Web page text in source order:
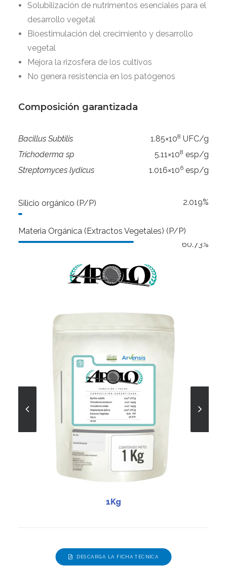
Solubilización de nutrimentos esenciales para el
desarrollo vegetal
Bioestimulación del crecimiento y desarrollo
vegetal
Mejora la rizosfera de los cultivos
No genera resistencia en los patógenos
Composición garantizada
Bacillus Subtilis 1.85×108 UFC/g
Trichoderma sp
5.11×108 esp/g
Streptomyces lydicus
1.016×106 esp/g
Silicio orgánico (P/P) 2.019%
Materia Orgánica (Extractos Vegetales) (P/P)
60.73%
1Kg
DESCARGA LA FICHA TÉCNICA